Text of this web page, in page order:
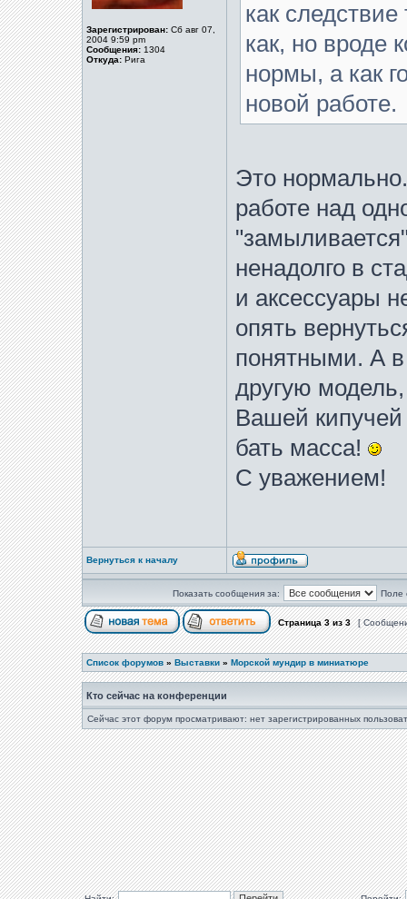
Зарегистрирован: Сб авг 07,
2004 9:59 pm
Сообщения: 1304
Откуда: Рига
как
как, но вроде
нормы, а как
новой работе.
Это
работе над
ненадолго в
и аксессуары
опять
понятными. А в
другую
Вашей кипучей
бать масса!
С уважением!
Вернуться к началу
Показать сообщения за: Поле
Страница3из3 [
Список форумов » Выставки » Морской мундир в миниатюре
Кто сейчас на конференции
Сейчас этот форум просматривают: нет зарегистрированных